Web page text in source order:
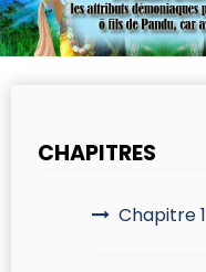
CHAPITRES
Chapitre 1